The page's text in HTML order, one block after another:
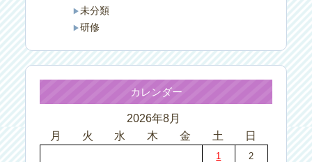
未分類
研修
カレンダー
2026年8月
月
火 水 木 金 土 日
1 2